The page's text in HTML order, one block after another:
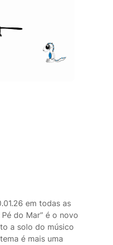
em todas as
do Mar” é o novo
a solo do músico
é mais uma